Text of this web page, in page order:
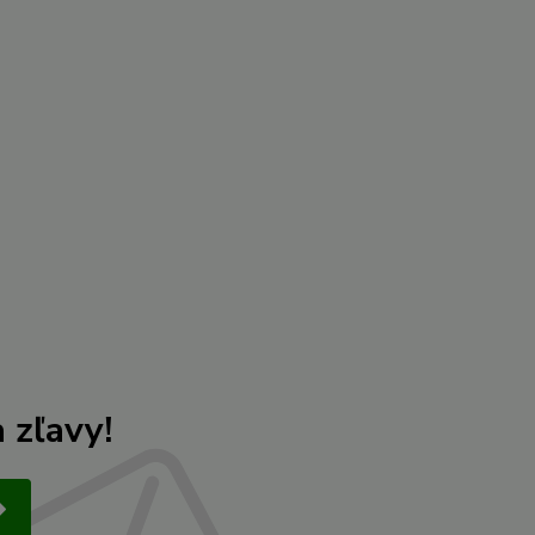
zľavy!